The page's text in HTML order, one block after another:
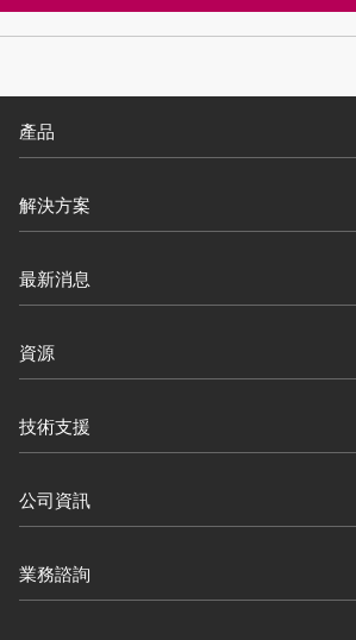
產品
解決方案
最新消息
資源
技術支援
公司資訊
業務諮詢